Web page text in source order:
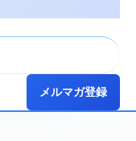
メルマガ登録